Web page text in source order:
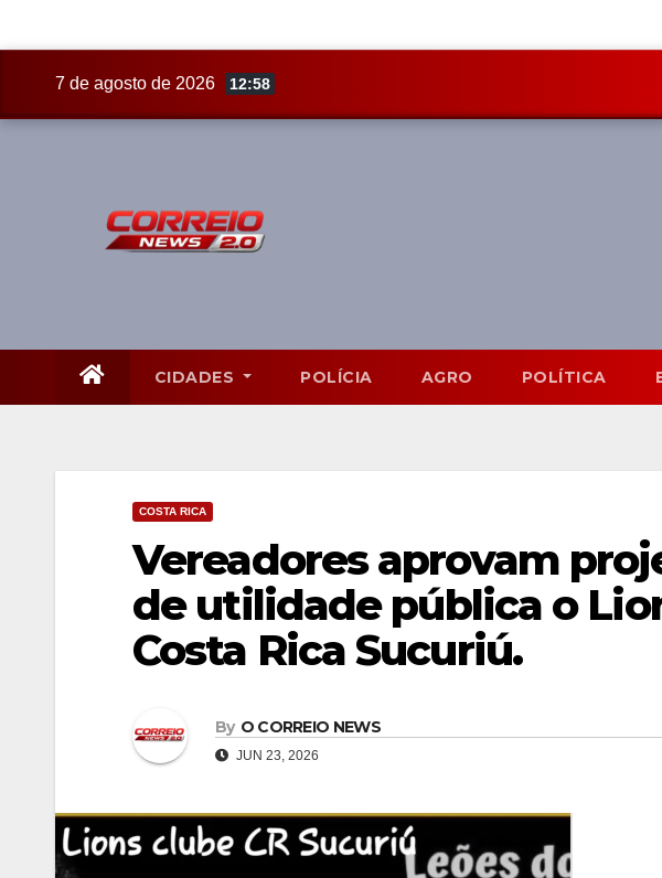
7 de agosto de 2026 12:58
CIDADES POLÍCIA AGRO POLÍTICA
COSTA RICA
Vereadores aprovam
de utilidade pública o
Costa Rica Sucuriú.
By O CORREIO NEWS
JUN 23, 2026